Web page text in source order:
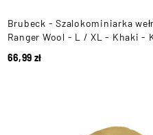
Brubeck - Szalokominiarka
Ranger Wool - L / XL - Khaki -
66,99 zł